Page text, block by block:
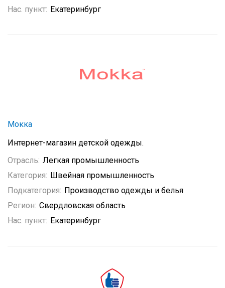
Нас. пункт: Екатеринбург
Мокка
Интернет-магазин детской одежды.
Отрасль: Легкая промышленность
Категория: Швейная промышленность
Подкатегория: Производство одежды и белья
Регион: Свердловская область
Нас. пункт: Екатеринбург